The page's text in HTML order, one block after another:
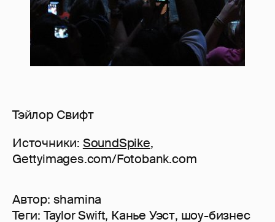
Тэйлор Свифт
Источники: SoundSpike,
Gettyimages.com/Fotobank.com
Автор: shamina
Теги: Taylor Swift, Канье Уэст, шоу-бизнес